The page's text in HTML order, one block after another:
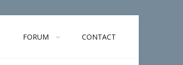
FORUM CONTACT